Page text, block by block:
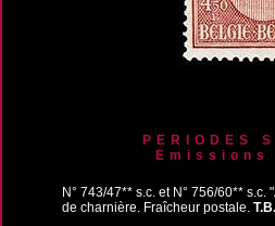
PERIODES
N° 743/47** s.c. et N° 756/60**
de charnière. Fraîcheur postale. T.B.